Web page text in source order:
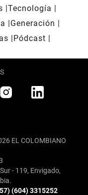
Tecnología
Generación
Pódcast
EL COLOMBIANO
- 119, Envigado,
(604) 3315252